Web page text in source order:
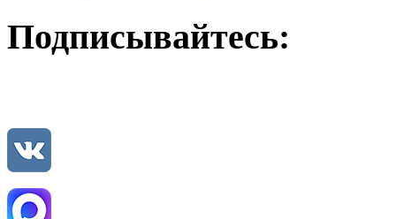
Подписывайтесь: